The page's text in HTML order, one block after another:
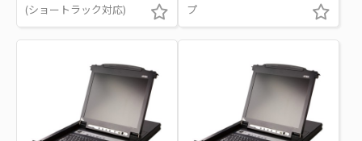
(ショートラック対応)
プ